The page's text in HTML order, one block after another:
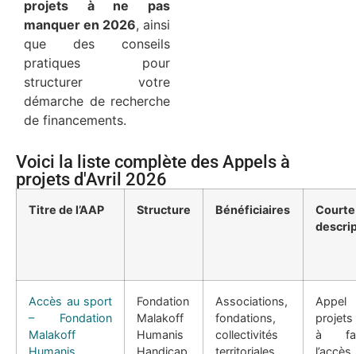
projets à ne pas
manquer en 2026, ainsi
que des conseils
pratiques pour
structurer votre
démarche de recherche
de financements.
Voici la liste complète des Appels à
projets d'Avril 2026
Titre de l’AAP Structure Bénéficiaires
Courte
Accès au sport
– Fondation
Malakoff
Humanis
Fondation
Malakoff
Humanis
Handicap
Associations,
fondations,
collectivités
territoriales
à